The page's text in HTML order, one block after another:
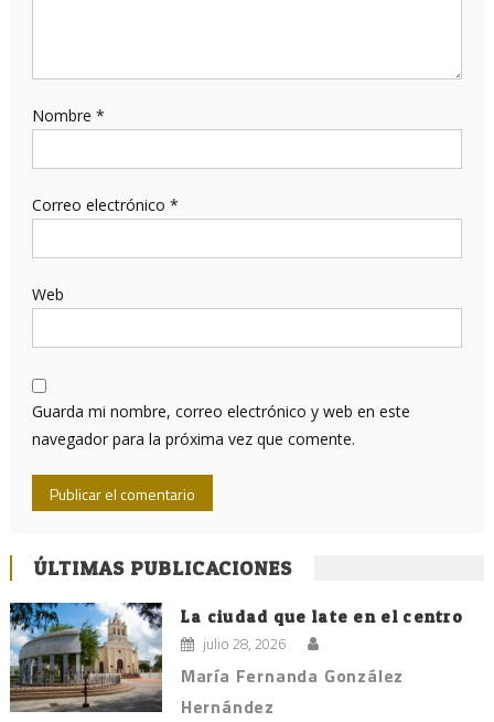
Nombre *
Correo electrónico *
Web
Guarda mi nombre, correo electrónico y web en este
navegador para la próxima vez que comente.
ÚLTIMAS PUBLICACIONES
La ciudad que late en el centro
julio 28, 2026
María Fernanda González
Hernández